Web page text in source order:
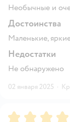
Необычные и
Достоинства
Маленькие,
Недостатки
Не обнаружено
02 января 2025 ·
Рейтинг:5